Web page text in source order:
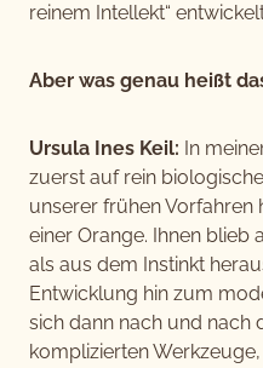
reinem Intellekt“
Aber was genau heißt
Ursula Ines Keil: In
zuerst auf rein
unserer frühen Vorfahren
einer Orange. Ihnen blieb
als aus dem Instinkt
Entwicklung hin zum
sich dann nach und nach
komplizierten